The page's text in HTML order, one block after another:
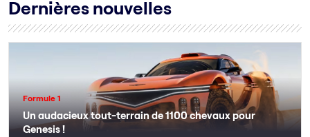
Dernières nouvelles
Formule 1
Un audacieux tout-terrain de 1100 chevaux pour
Genesis !